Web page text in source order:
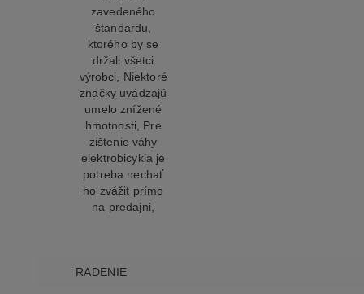
zavedeného
štandardu,
ktorého by se
držali všetci
výrobci, Niektoré
značky uvádzajú
umelo znížené
hmotnosti, Pre
zištenie váhy
elektrobicykla je
potreba nechať
ho zvážit prímo
na predajni,
RADENIE